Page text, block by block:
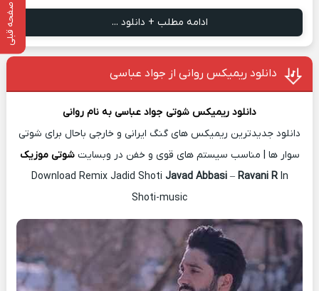
ادامه مطلب + دانلود ...
دانلود ریمیکس روانی از جواد عباسی
دانلود ریمیکس شوتی جواد عباسی به نام روانی
دانلود جدیدترین ریمیکس های گنگ ایرانی و خارجی باحال برای شوتی
سوار ها | مناسب سیستم های قوی و خفن در وبسایتشوتی موزیک
Download Remix Jadid Shoti Javad Abbasi– Ravani RIn
Shoti-music
صفحه قبلی